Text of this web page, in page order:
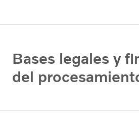
Bases legales y
del